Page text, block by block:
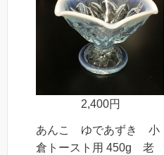
2,400円
あんこ ゆであずき 小
倉トースト用 450g 老